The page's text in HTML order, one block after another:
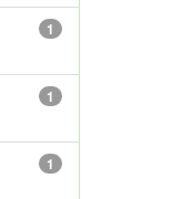
1
1
1